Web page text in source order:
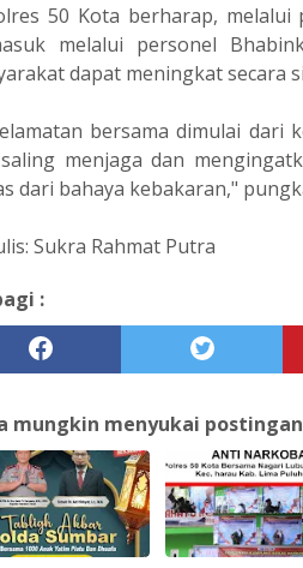
50 Kota berharap,
melalui personel
dapat meningkat secara
bersama dimulai dari
menjaga dan
dari bahaya kebakaran,"
Sukra Rahmat Putra
:
mungkin menyukai